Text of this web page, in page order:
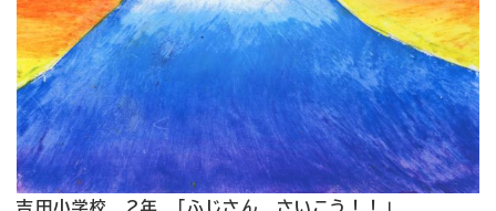
吉田小学校 2年 「ふじさん さいこう！！」